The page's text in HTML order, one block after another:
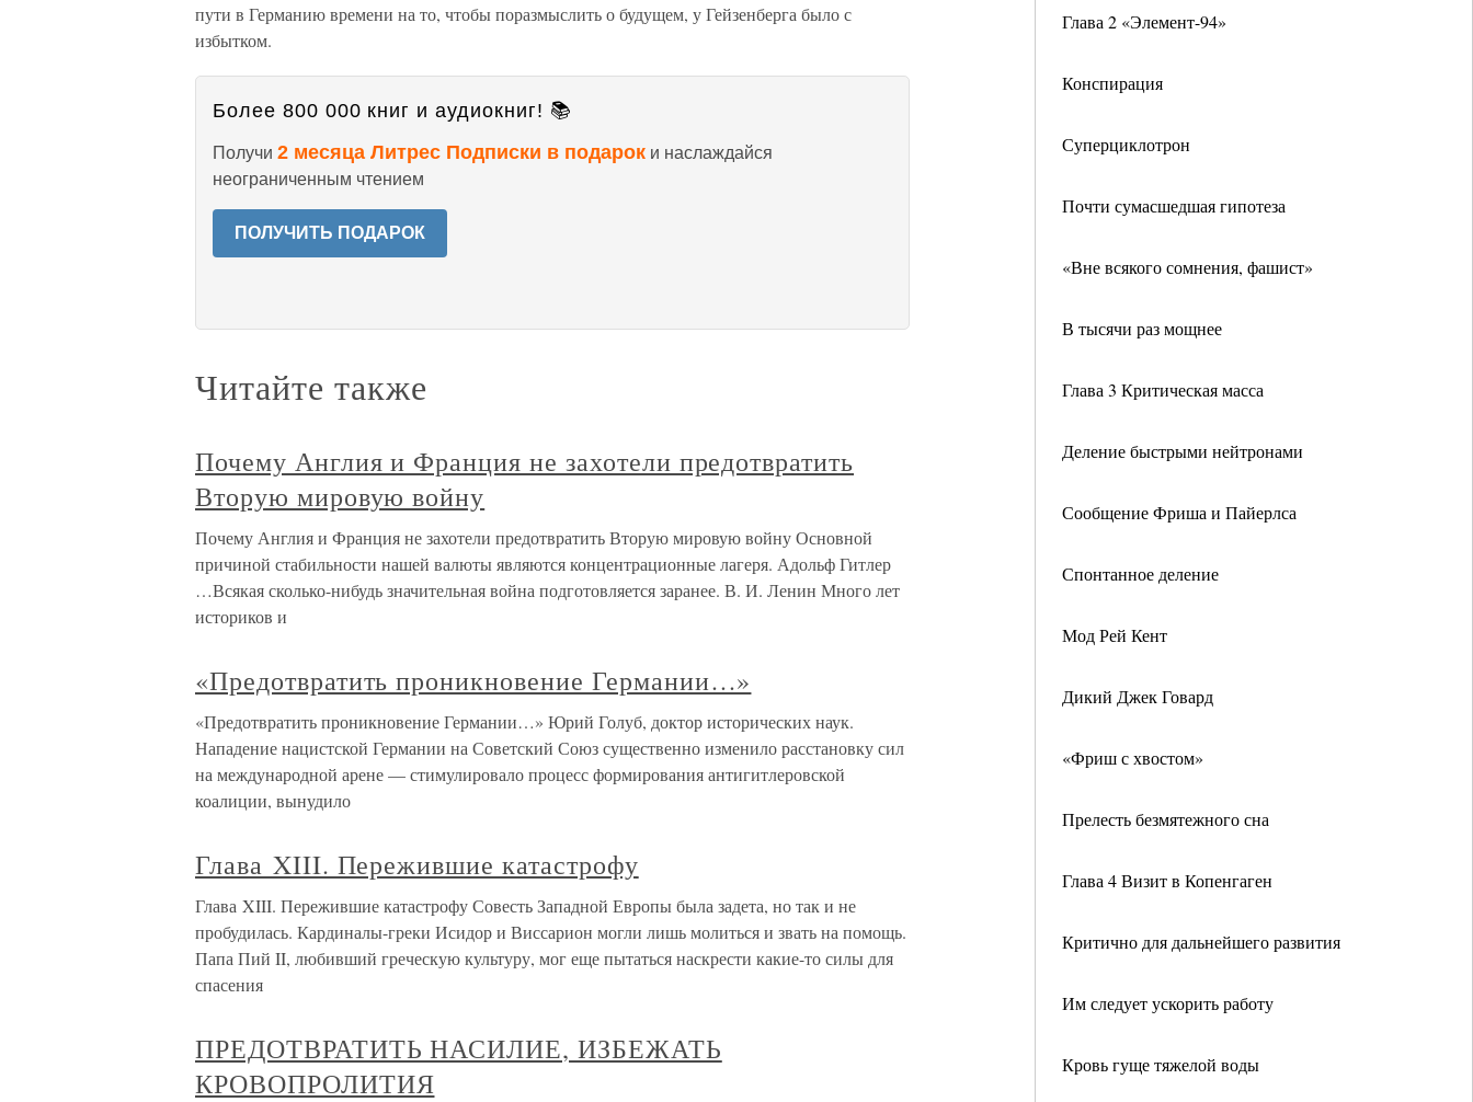
Глава 2 «Элемент-94»
Конспирация
Суперциклотрон
Почти сумасшедшая гипотеза
«Вне всякого сомнения, фашист»
В тысячи раз мощнее
Глава 3 Критическая масса
Деление быстрыми нейтронами
Сообщение Фриша и Пайерлса
Спонтанное деление
Мод Рей Кент
Дикий Джек Говард
«Фриш с хвостом»
Прелесть безмятежного сна
Глава 4 Визит в Копенгаген
Критично для дальнейшего развития
Им следует ускорить работу
Кровь гуще тяжелой воды
пути в Германию времени на то, чтобы поразмыслить о будущем, у Гейзенберга было с
избытком.
Более 800 000 книг и аудиокниг! 📚
Получи 2 месяца Литрес Подписки в подарок и наслаждайся
неограниченным чтением
ПОЛУЧИТЬ ПОДАРОК
Читайте также
Почему Англия и Франция не захотели предотвратить
Вторую мировую войну
Почему Англия и Франция не захотели предотвратить Вторую мировую войну Основной
причиной стабильности нашей валюты являются концентрационные лагеря. Адольф Гитлер
…Всякая сколько-нибудь значительная война подготовляется заранее. В. И. Ленин Много лет
историков и
«Предотвратить проникновение Германии…»
«Предотвратить проникновение Германии…» Юрий Голуб, доктор исторических наук.
Нападение нацистской Германии на Советский Союз существенно изменило расстановку сил
на международной арене — стимулировало процесс формирования антигитлеровской
коалиции, вынудило
Глава XIII. Пережившие катастрофу
Глава XIII. Пережившие катастрофу Совесть Западной Европы была задета, но так и не
пробудилась. Кардиналы-греки Исидор и Виссарион могли лишь молиться и звать на помощь.
Папа Пий II, любивший греческую культуру, мог еще пытаться наскрести какие-то силы для
спасения
ПРЕДОТВРАТИТЬ НАСИЛИЕ, ИЗБЕЖАТЬ
КРОВОПРОЛИТИЯ